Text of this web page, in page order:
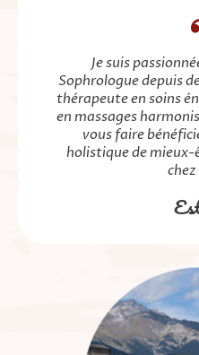
Je suis
Sophrologue depuis
thérapeute en soins
en massages
vous faire
holistique de mieux-